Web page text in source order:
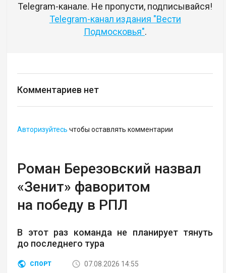
Telegram-канале. Не пропусти, подписывайся!
Telegram-канал издания "Вести
Подмосковья".
Комментариев нет
Авторизуйтесь чтобы оставлять комментарии
Роман Березовский назвал
«Зенит» фаворитом
на победу в РПЛ
В этот раз команда не планирует тянуть
до последнего тура
СПОРТ
07.08.2026 14:55